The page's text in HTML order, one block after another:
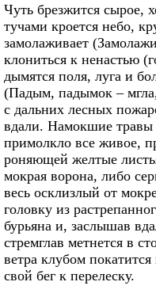
Чуть брезжится сырое,
тучами кроется небо,
замолаживает
клониться к ненастью
дымятся поля, луга и
(Падым, падымок –
с дальних лесных
вдали. Намокшие травы
примолкло все живое,
роняющей желтые
мокрая ворона, либо
весь осклизлый от
головку из
бурьяна и, заслышав
стремглав метнется в
ветра клубом
свой бег к перелеску.